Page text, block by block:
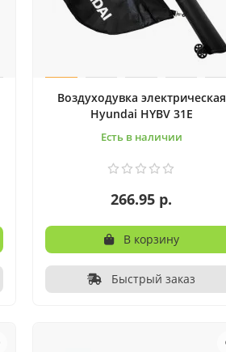
Воздуходувка электрическая
Hyundai HYBV 31E
Есть в наличии
266.95 р.
В корзину
Быстрый заказ